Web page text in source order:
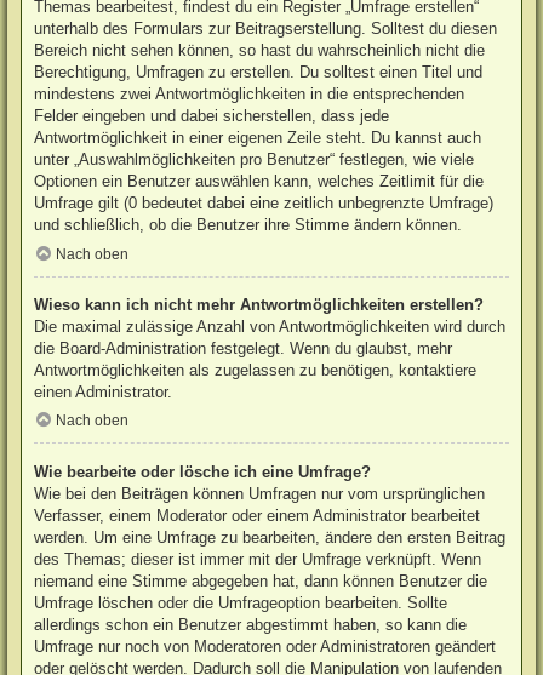
Themas bearbeitest, findest du ein Register „Umfrage erstellen“
unterhalb des Formulars zur Beitragserstellung. Solltest du diesen
Bereich nicht sehen können, so hast du wahrscheinlich nicht die
Berechtigung, Umfragen zu erstellen. Du solltest einen Titel und
mindestens zwei Antwortmöglichkeiten in die entsprechenden
Felder eingeben und dabei sicherstellen, dass jede
Antwortmöglichkeit in einer eigenen Zeile steht. Du kannst auch
unter „Auswahlmöglichkeiten pro Benutzer“ festlegen, wie viele
Optionen ein Benutzer auswählen kann, welches Zeitlimit für die
Umfrage gilt (0 bedeutet dabei eine zeitlich unbegrenzte Umfrage)
und schließlich, ob die Benutzer ihre Stimme ändern können.
Nach oben
Wieso kann ich nicht mehr Antwortmöglichkeiten erstellen?
Die maximal zulässige Anzahl von Antwortmöglichkeiten wird durch
die Board-Administration festgelegt. Wenn du glaubst, mehr
Antwortmöglichkeiten als zugelassen zu benötigen, kontaktiere
einen Administrator.
Nach oben
Wie bearbeite oder lösche ich eine Umfrage?
Wie bei den Beiträgen können Umfragen nur vom ursprünglichen
Verfasser, einem Moderator oder einem Administrator bearbeitet
werden. Um eine Umfrage zu bearbeiten, ändere den ersten Beitrag
des Themas; dieser ist immer mit der Umfrage verknüpft. Wenn
niemand eine Stimme abgegeben hat, dann können Benutzer die
Umfrage löschen oder die Umfrageoption bearbeiten. Sollte
allerdings schon ein Benutzer abgestimmt haben, so kann die
Umfrage nur noch von Moderatoren oder Administratoren geändert
oder gelöscht werden. Dadurch soll die Manipulation von laufenden